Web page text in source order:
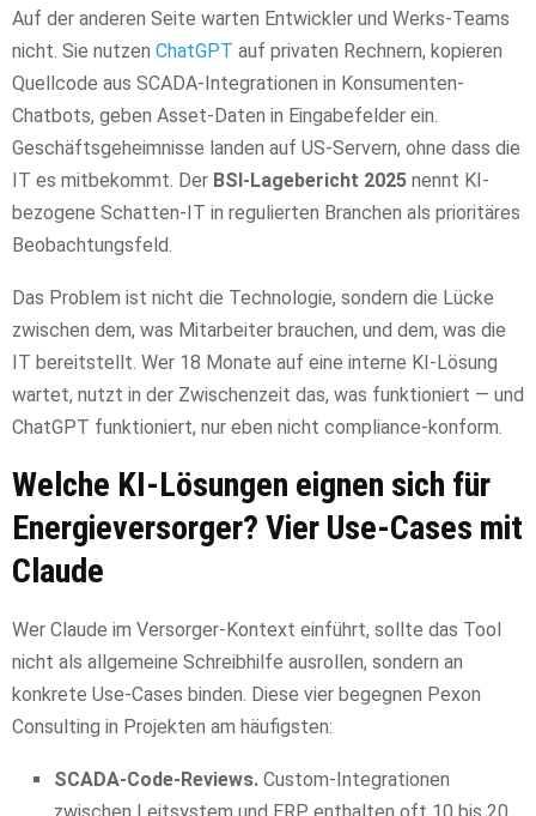
Auf der anderen Seite warten Entwickler und Werks-Teams
nicht. Sie nutzen ChatGPT auf privaten Rechnern, kopieren
Quellcode aus SCADA-Integrationen in Konsumenten-
Chatbots, geben Asset-Daten in Eingabefelder ein.
Geschäftsgeheimnisse landen auf US-Servern, ohne dass die
IT es mitbekommt. Der BSI-Lagebericht 2025 nennt KI-
bezogene Schatten-IT in regulierten Branchen als prioritäres
Beobachtungsfeld.
Das Problem ist nicht die Technologie, sondern die Lücke
zwischen dem, was Mitarbeiter brauchen, und dem, was die
IT bereitstellt. Wer 18 Monate auf eine interne KI-Lösung
wartet, nutzt in der Zwischenzeit das, was funktioniert — und
ChatGPT funktioniert, nur eben nicht compliance-konform.
Welche KI-Lösungen eignen sich für
Energieversorger? Vier Use-Cases mit
Claude
Wer Claude im Versorger-Kontext einführt, sollte das Tool
nicht als allgemeine Schreibhilfe ausrollen, sondern an
konkrete Use-Cases binden. Diese vier begegnen Pexon
Consulting in Projekten am häufigsten:
SCADA-Code-Reviews. Custom-Integrationen